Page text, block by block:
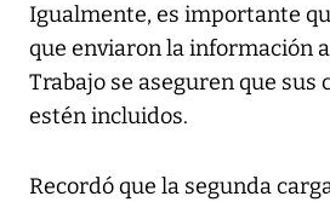
Igualmente, es importante
que enviaron la información
Trabajo se aseguren que sus
estén incluidos.
Recordó que la segunda